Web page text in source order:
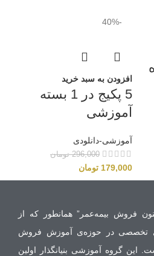
-40%
افزودن به سبد خرید
5 پکیج در 1 بسته
آموزشی
آموزشی-دانلودی
296,000 تومان
179,000 تومان
فروش بیمه‌عمر” همانطور که از
تخصصی در حوزه‌‌ی آموزش فروش
گروه آموزشی بنیانگذار اولین